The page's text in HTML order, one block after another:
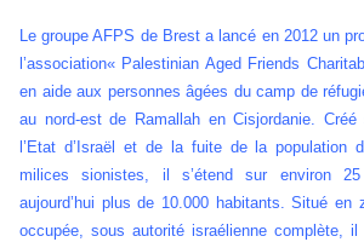
Le groupe AFPS de Brest a lancé en 2012 un
l’association« Palestinian Aged Friends
en aide aux personnes âgées du camp de
au nord-est de Ramallah en Cisjordanie.
l’Etat d’Israël et de la fuite de la population
milices sionistes, il s’étend sur environ
aujourd’hui plus de 10.000 habitants. Situé en
occupée, sous autorité israélienne complète, il